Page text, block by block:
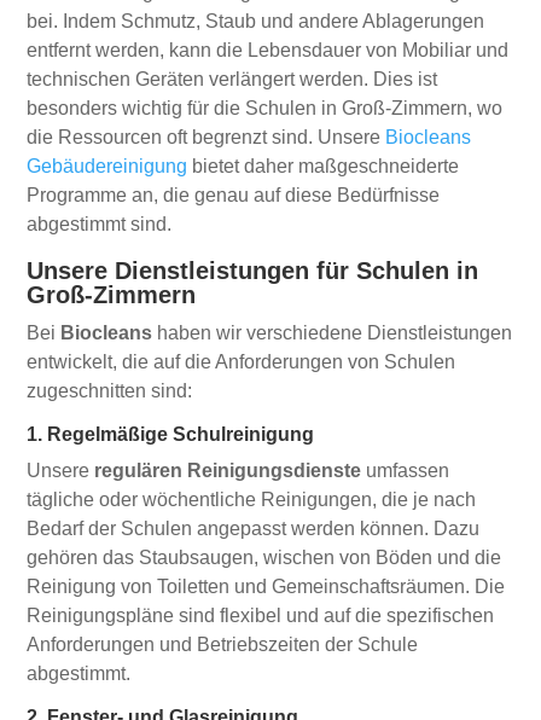
bei. Indem Schmutz, Staub und andere Ablagerungen
entfernt werden, kann die Lebensdauer von Mobiliar und
technischen Geräten verlängert werden. Dies ist
besonders wichtig für die Schulen in Groß-Zimmern, wo
die Ressourcen oft begrenzt sind. Unsere Biocleans
Gebäudereinigung bietet daher maßgeschneiderte
Programme an, die genau auf diese Bedürfnisse
abgestimmt sind.
Unsere Dienstleistungen für Schulen in
Groß-Zimmern
Bei Biocleans haben wir verschiedene Dienstleistungen
entwickelt, die auf die Anforderungen von Schulen
zugeschnitten sind:
1. Regelmäßige Schulreinigung
Unsere regulären Reinigungsdienste umfassen
tägliche oder wöchentliche Reinigungen, die je nach
Bedarf der Schulen angepasst werden können. Dazu
gehören das Staubsaugen, wischen von Böden und die
Reinigung von Toiletten und Gemeinschaftsräumen. Die
Reinigungspläne sind flexibel und auf die spezifischen
Anforderungen und Betriebszeiten der Schule
abgestimmt.